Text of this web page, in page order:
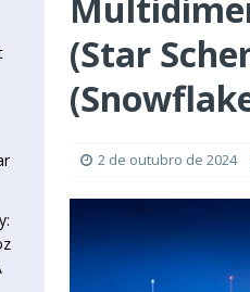
Orchestration Workflow no
um LLM
]
Vibe Coding com Lovable e
(Star
2 de outubro de 2024